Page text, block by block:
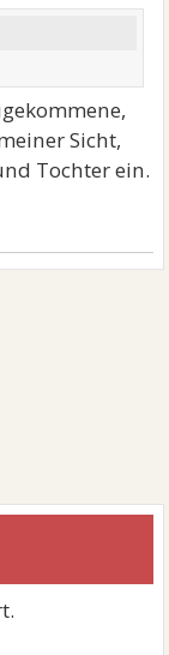
Sicht,
Tochter ein.